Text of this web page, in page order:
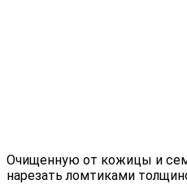
Очищенную от кожицы и
нарезать ломтиками